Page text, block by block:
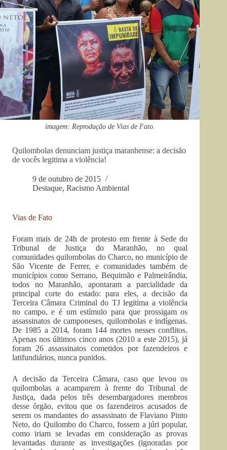
imagem: Reprodução de Vias de Fato.
Quilombolas denunciam justiça maranhense: a decisão
de vocês legitima a violência!
9 de outubro de 2015
Destaque, Racismo Ambiental
Vias de Fato
Foram mais de 24h de protesto em frente à Sede do
Tribunal de Justiça do Maranhão, no qual
comunidades quilombolas do Charco, no município de
São Vicente de Ferrer, e comunidades também de
municípios como Serrano, Bequimão e Palmeirândia,
todos no Maranhão, apontaram a parcialidade da
principal corte do estado: para eles, a decisão da
Terceira Câmara Criminal do TJ legitima a violência
no campo, e é um estímulo para que prossigam os
assassinatos de camponeses, quilombolas e indígenas.
De 1985 a 2014, foram 144 mortes nesses conflitos.
Apenas nos últimos cinco anos (2010 a este 2015), já
foram 26 assassinatos cometidos por fazendeiros e
latifundiários, nunca punidos.
A decisão da Terceira Câmara, caso que levou os
quilombolas a acamparem à frente do Tribunal de
Justiça, dada pelos três desembargadores membros
desse órgão, evitou que os fazendeiros acusados de
serem os mandantes do assassinato de Flaviano Pinto
Neto, do Quilombo do Charco, fossem a júri popular,
como iriam se levadas em consideração as provas
levantadas durante as investigações (ignoradas por